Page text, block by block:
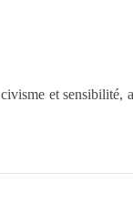
et sensibilité,